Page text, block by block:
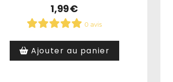
1,99€
0 avis
Ajouter au panier